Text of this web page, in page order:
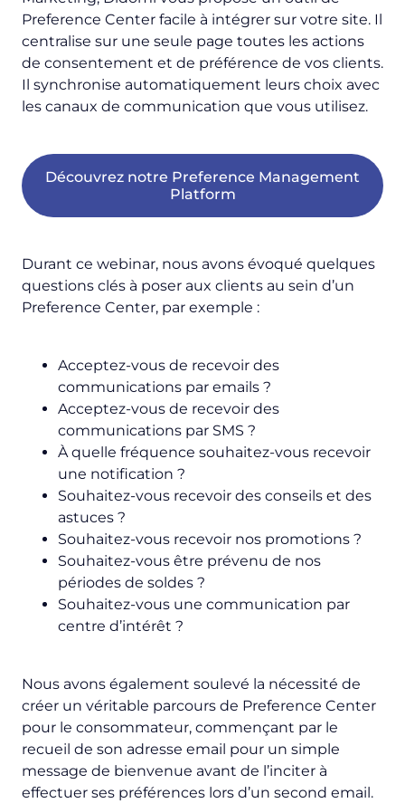
Preference Center facile à intégrer sur votre site. Il
centralise sur une seule page toutes les actions
de consentement et de préférence de vos clients.
Il synchronise automatiquement leurs choix avec
les canaux de communication que vous utilisez.
Découvrez notre Preference Management
Platform
Durant ce webinar, nous avons évoqué quelques
questions clés à poser aux clients au sein d’un
Preference Center, par exemple :
Acceptez-vous de recevoir des
communications par emails ?
Acceptez-vous de recevoir des
communications par SMS ?
À quelle fréquence souhaitez-vous recevoir
une notification ?
Souhaitez-vous recevoir des conseils et des
astuces ?
Souhaitez-vous recevoir nos promotions ?
Souhaitez-vous être prévenu de nos
périodes de soldes ?
Souhaitez-vous une communication par
centre d’intérêt ?
Nous avons également soulevé la nécessité de
créer un véritable parcours de Preference Center
pour le consommateur, commençant par le
recueil de son adresse email pour un simple
message de bienvenue avant de l’inciter à
effectuer ses préférences lors d’un second email.